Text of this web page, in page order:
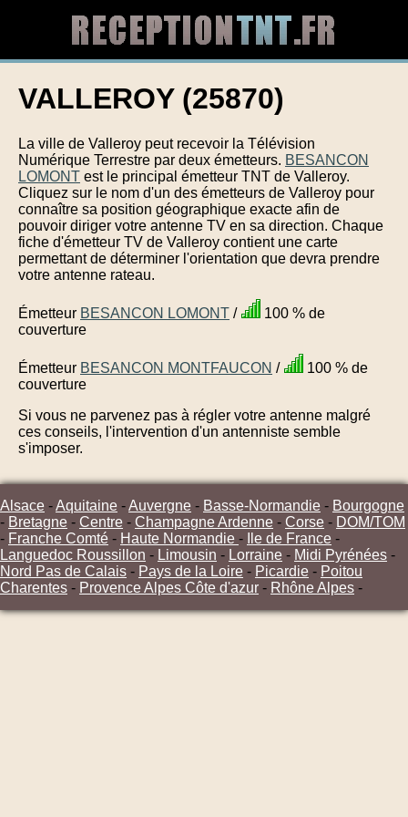
VALLEROY (25870)
La ville de Valleroy peut recevoir la Télévision
Numérique Terrestre par deux émetteurs. BESANCON
LOMONT est le principal émetteur TNT de Valleroy.
Cliquez sur le nom d'un des émetteurs de Valleroy pour
connaître sa position géographique exacte afin de
pouvoir diriger votre antenne TV en sa direction. Chaque
fiche d'émetteur TV de Valleroy contient une carte
permettant de déterminer l'orientation que devra prendre
votre antenne rateau.
Émetteur BESANCON LOMONT /
100 % de
couverture
Émetteur BESANCON MONTFAUCON /
100 % de
couverture
Si vous ne parvenez pas à régler votre antenne malgré
ces conseils, l'intervention d'un antenniste semble
s'imposer.
Alsace -Aquitaine -Auvergne - Basse-Normandie - Bourgogne
- Bretagne - Centre - Champagne Ardenne - Corse - DOM/TOM
- Franche Comté - Haute Normandie - Ile de France -
Languedoc Roussillon - Limousin - Lorraine - Midi Pyrénées -
Nord Pas de Calais - Pays de la Loire - Picardie - Poitou
Charentes - Provence Alpes Côte d'azur - Rhône Alpes -